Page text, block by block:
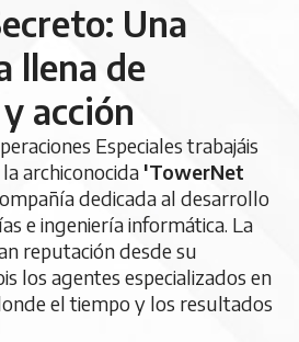
Una
llena de
acción
Especiales trabajáis
archiconocida 'TowerNet
dedicada al desarrollo
e ingeniería informática. La
reputación desde su
los agentes especializados en
el tiempo y los resultados